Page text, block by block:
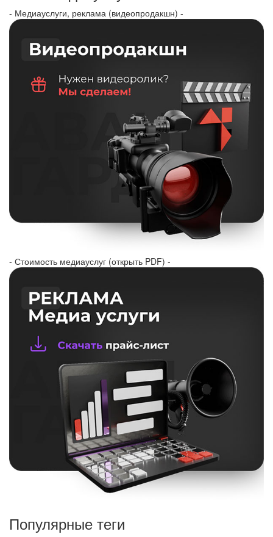
- Медиауслуги, реклама (видеопродакшн) -
- Стоимость медиауслуг (открыть PDF) -
Популярные теги